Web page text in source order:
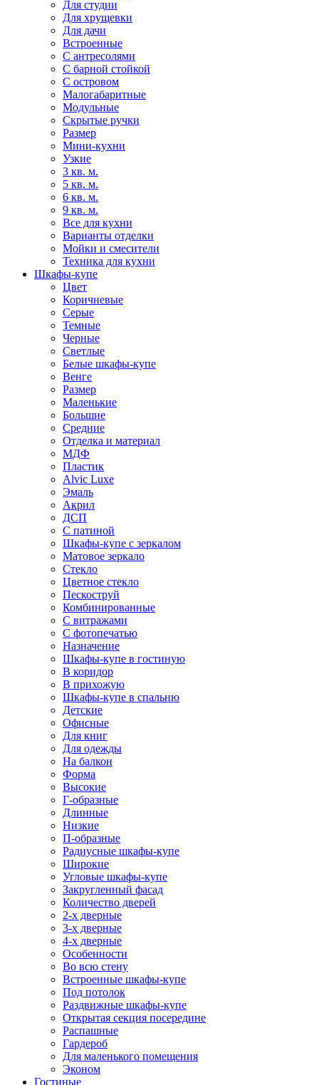
Для студии
Для хрущевки
Для дачи
Встроенные
С антресолями
С барной стойкой
С островом
Малогабаритные
Модульные
Скрытые ручки
Размер
Мини-кухни
Узкие
3 кв. м.
5 кв. м.
6 кв. м.
9 кв. м.
Все для кухни
Варианты отделки
Мойки и смесители
Техника для кухни
Шкафы-купе
Цвет
Коричневые
Серые
Темные
Черные
Светлые
Белые шкафы-купе
Венге
Размер
Маленькие
Большие
Средние
Отделка и материал
МДФ
Пластик
Alvic Luxe
Эмаль
Акрил
ДСП
С патиной
Шкафы-купе с зеркалом
Матовое зеркало
Стекло
Цветное стекло
Пескоструй
Комбинированные
С витражами
С фотопечатью
Назначение
Шкафы-купе в гостиную
В коридор
В прихожую
Шкафы-купе в спальню
Детские
Офисные
Для книг
Для одежды
На балкон
Форма
Высокие
Г-образные
Длинные
Низкие
П-образные
Радиусные шкафы-купе
Широкие
Угловые шкафы-купе
Закругленный фасад
Количество дверей
2-х дверные
3-х дверные
4-х дверные
Особенности
Во всю стену
Встроенные шкафы-купе
Под потолок
Раздвижные шкафы-купе
Открытая секция посередине
Распашные
Гардероб
Для маленького помещения
Эконом
Гостиные